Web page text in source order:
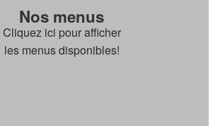
Nos menus
Cliquez ici pour afficher
les menus disponibles!